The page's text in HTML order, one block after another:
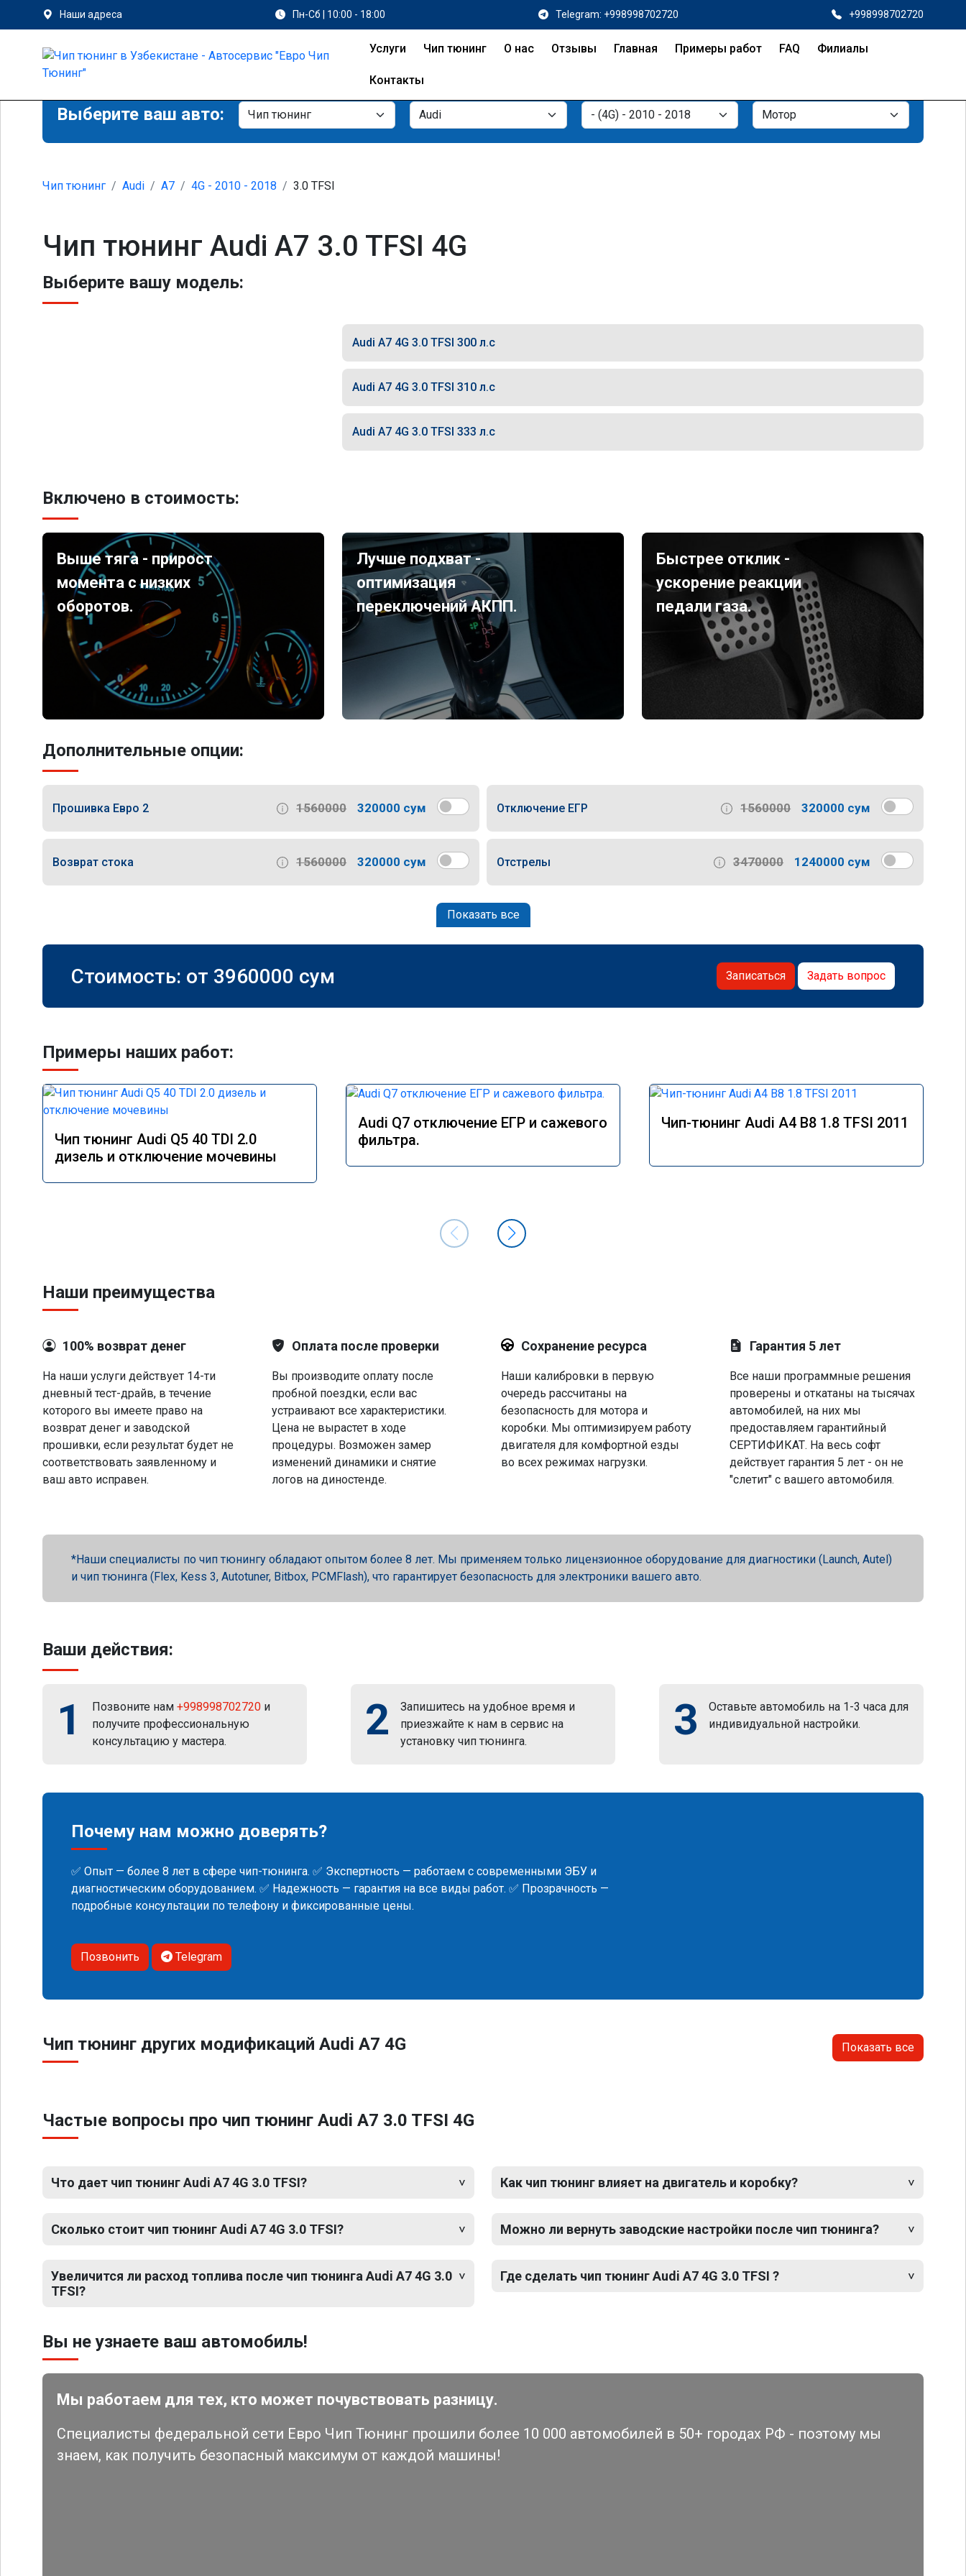
Наши адреса Пн-Сб | 10:00 - 18:00 Telegram: +998998702720 +998998702720
Услуги Чип тюнинг О нас Отзывы Главная Примеры работ FAQ Филиалы
Контакты
Выберите ваш авто:
Чип тюнинг Audi A7 4G - 2010 - 2018 3.0 TFSI
Чип тюнинг Audi A7 3.0 TFSI 4G
Выберите вашу модель:
Audi A7 4G 3.0 TFSI 300 л.с
Audi A7 4G 3.0 TFSI 310 л.с
Audi A7 4G 3.0 TFSI 333 л.с
Включено в стоимость:
Выше тяга - прирост
момента с низких
оборотов.
Лучше подхват -
оптимизация
переключений АКПП.
Быстрее отклик -
ускорение реакции
педали газа.
Дополнительные опции:
Прошивка Евро 2 1560000 320000 сум Отключение ЕГР 1560000 320000 сум
Возврат стока 1560000 320000 сум Отстрелы 3470000 1240000 сум
Показать все
Стоимость: от 3960000 сум Записаться Задать вопрос
Примеры наших работ:
Чип тюнинг Audi Q5 40 TDI 2.0
дизель и отключение мочевины
Audi Q7 отключение ЕГР и сажевого
фильтра.
Чип-тюнинг Audi A4 B8 1.8 TFSI 2011
Наши преимущества
100% возврат денег
На наши услуги действует 14-ти
дневный тест-драйв, в течение
которого вы имеете право на
возврат денег и заводской
прошивки, если результат будет не
соответствовать заявленному и
ваш авто исправен.
Оплата после проверки
Вы производите оплату после
пробной поездки, если вас
устраивают все характеристики.
Цена не вырастет в ходе
процедуры. Возможен замер
изменений динамики и снятие
логов на диностенде.
Сохранение ресурса
Наши калибровки в первую
очередь рассчитаны на
безопасность для мотора и
коробки. Мы оптимизируем работу
двигателя для комфортной езды
во всех режимах нагрузки.
Гарантия 5 лет
Все наши программные решения
проверены и откатаны на тысячах
автомобилей, на них мы
предоставляем гарантийный
СЕРТИФИКАТ. На весь софт
действует гарантия 5 лет - он не
"слетит" с вашего автомобиля.
Наши специалисты по чип тюнингу обладают опытом более 8 лет. Мы применяем только лицензионное оборудование для диагностики (Launch, Autel)
и чип тюнинга (Flex, Kess 3, Autotuner, Bitbox, PCMFlash), что гарантирует безопасность для электроники вашего авто.
Ваши действия:
1 Позвоните нам +998998702720 и
получите профессиональную
консультацию у мастера.
2
Запишитесь на удобное время и
приезжайте к нам в сервис на
установку чип тюнинга.
3
Оставьте автомобиль на 1-3 часа для
индивидуальной настройки.
Почему нам можно доверять?
✅ Опыт — более 8 лет в сфере чип-тюнинга. ✅ Экспертность — работаем с современными ЭБУ и
диагностическим оборудованием. ✅ Надежность — гарантия на все виды работ. ✅ Прозрачность —
подробные консультации по телефону и фиксированные цены.
Позвонить Telegram
Чип тюнинг других модификаций Audi A7 4G Показать все
Частые вопросы про чип тюнинг Audi A7 3.0 TFSI 4G
Что дает чип тюнинг Audi A7 4G 3.0 TFSI?
Сколько стоит чип тюнинг Audi A7 4G 3.0 TFSI?
Увеличится ли расход топлива после чип тюнинга Audi A7 4G 3.0
TFSI?
Как чип тюнинг влияет на двигатель и коробку?
Можно ли вернуть заводские настройки после чип тюнинга?
Где сделать чип тюнинг Audi A7 4G 3.0 TFSI ?
Вы не узнаете ваш автомобиль!
Мы работаем для тех, кто может почувствовать разницу.
Специалисты федеральной сети Евро Чип Тюнинг прошили более 10 000 автомобилей в 50+ городах РФ - поэтому мы
знаем, как получить безопасный максимум от каждой машины!